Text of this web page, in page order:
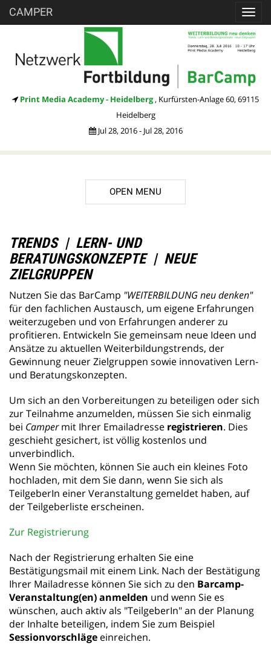
CAMPER
Print Media Academy - Heidelberg, Kurfürsten-Anlage 60, 69115
Heidelberg
Jul 28, 2016 - Jul 28, 2016
OPEN MENU
DESCRIPTION
TRENDS | LERN- UND
BERATUNGSKONZEPTE | NEUE
ZIELGRUPPEN
Nutzen Sie das BarCamp "WEITERBILDUNG neu denken"
für den fachlichen Austausch, um eigene Erfahrungen
weiterzugeben und von Erfahrungen anderer zu
profitieren. Entwickeln Sie gemeinsam neue Ideen und
Ansätze zu aktuellen Weiterbildungstrends, der
Gewinnung neuer Zielgruppen sowie innovativen Lern-
und Beratungskonzepten.
Um sich an den Vorbereitungen zu beteiligen oder sich
zur Teilnahme anzumelden, müssen Sie sich einmalig
bei Campermit Ihrer Emailadresse registrieren. Dies
geschieht gesichert, ist völlig kostenlos und
unverbindlich.
Wenn Sie möchten, können Sie auch ein kleines Foto
hochladen, mit dem Sie dann, wenn Sie sich als
TeilgeberIn einer Veranstaltung gemeldet haben, auf
der Teilgeberliste erscheinen.
Zur Registrierung
Nach der Registrierung erhalten Sie eine
Bestätigungsmail mit einem Link. Nach der Bestätigung
Ihrer Mailadresse können Sie sich zu den Barcamp-
Veranstaltung(en) anmelden und wenn Sie es
wünschen, auch aktiv als "TeilgeberIn" an der Planung
der Inhalte beteiligen, indem Sie zum Beispiel
Sessionvorschläge einreichen.